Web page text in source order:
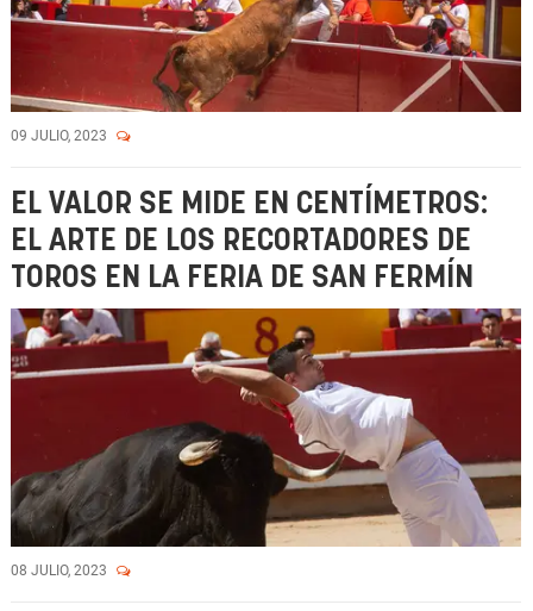
09 JULIO, 2023
EL VALOR SE MIDE EN CENTÍMETROS:
EL ARTE DE LOS RECORTADORES DE
TOROS EN LA FERIA DE SAN FERMÍN
08 JULIO, 2023